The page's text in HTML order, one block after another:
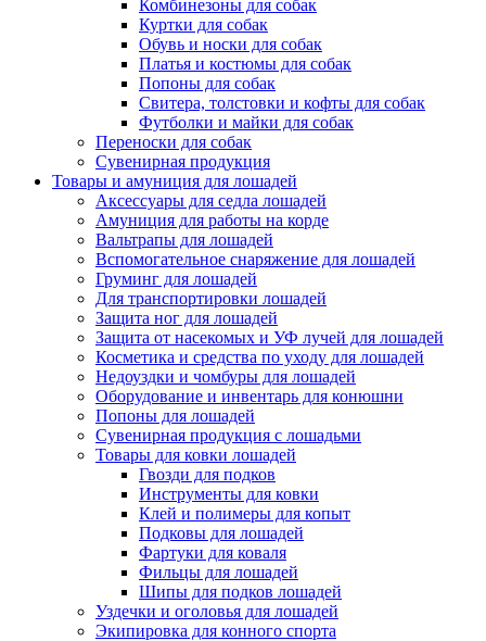
Комбинезоны для собак
Куртки для собак
Обувь и носки для собак
Платья и костюмы для собак
Попоны для собак
Свитера, толстовки и кофты для собак
Футболки и майки для собак
Переноски для собак
Сувенирная продукция
Товары и амуниция для лошадей
Аксессуары для седла лошадей
Амуниция для работы на корде
Вальтрапы для лошадей
Вспомогательное снаряжение для лошадей
Груминг для лошадей
Для транспортировки лошадей
Защита ног для лошадей
Защита от насекомых и УФ лучей для лошадей
Косметика и средства по уходу для лошадей
Недоуздки и чомбуры для лошадей
Оборудование и инвентарь для конюшни
Попоны для лошадей
Сувенирная продукция с лошадьми
Товары для ковки лошадей
Гвозди для подков
Инструменты для ковки
Клей и полимеры для копыт
Подковы для лошадей
Фартуки для коваля
Фильцы для лошадей
Шипы для подков лошадей
Уздечки и оголовья для лошадей
Экипировка для конного спорта